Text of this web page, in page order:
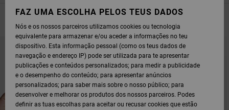
AVANÇAR
PARA
PROCURAR
CRITÉRIOS
AVANÇAR
PARA
ORDENAR
FAZ UMA ESCOLHA PELOS TEUS DADOS
Nós e os nossos parceiros utilizamos cookies ou tecnologia
equivalente para armazenar e/ou aceder a informações no teu
dispositivo. Esta informação pessoal (como os teus dados de
navegação e endereço IP) pode ser utilizada para te apresentar
publicações e conteúdos personalizados; para medir a publicidade
e o desempenho do conteúdo; para apresentar anúncios
personalizados; para saber mais sobre o nosso público; para
desenvolver e melhorar os produtos dos nossos parceiros. Podes
definir as tuas escolhas para aceitar ou recusar cookies que estão